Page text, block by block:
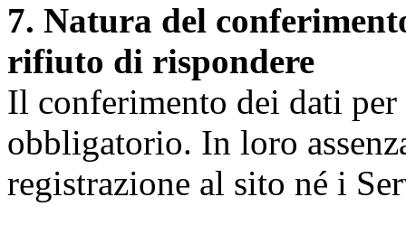
7. Natura del
rifiuto di rispondere
Il conferimento dei dati
obbligatorio. In loro
registrazione al sito né i